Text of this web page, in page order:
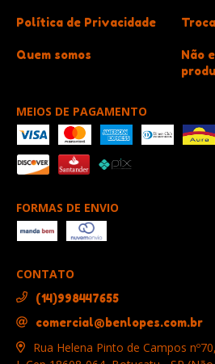
Política de Privacidade
Quem somos
Não
MEIOS DE PAGAMENTO
FORMAS DE ENVIO
CONTATO
(14)998447655
comercial@benlopes.com.br
Rua Helena Pinto de Campos